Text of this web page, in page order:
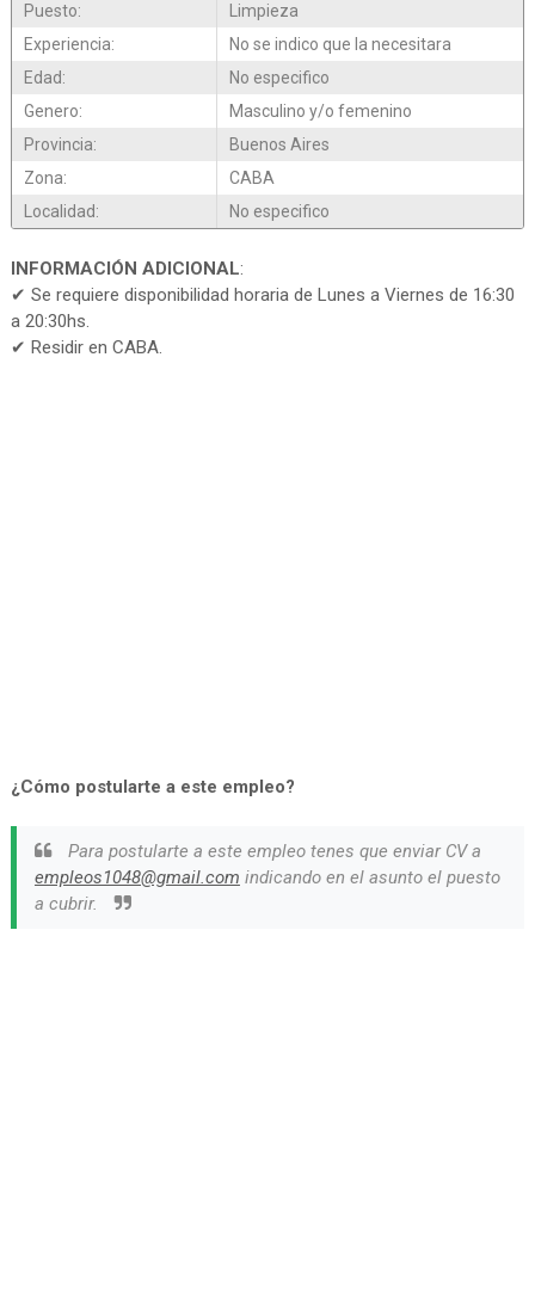
Puesto:
Limpieza
Experiencia:
No se indico que la necesitara
Edad:
No especifico
Genero:
Masculino y/o femenino
Provincia:
Buenos Aires
Zona:
CABA
Localidad:
No especifico
INFORMACIÓN ADICIONAL:
✔ Se requiere disponibilidad horaria de Lunes a Viernes de 16:30
a 20:30hs.
✔ Residir en CABA.
¿Cómo postularte a este empleo?
Para postularte a este empleo tenes que enviar CV a
empleos1048@gmail.com indicando en el asunto el puesto
a cubrir.